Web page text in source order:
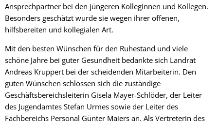
Ansprechpartner bei den jüngeren Kolleginnen und Kollegen.
Besonders geschätzt wurde sie wegen ihrer offenen,
hilfsbereiten und kollegialen Art.
Mit den besten Wünschen für den Ruhestand und viele
schöne Jahre bei guter Gesundheit bedankte sich Landrat
Andreas Kruppert bei der scheidenden Mitarbeiterin. Den
guten Wünschen schlossen sich die zuständige
Geschäftsbereichsleiterin Gisela Mayer-Schlöder, der Leiter
des Jugendamtes Stefan Urmes sowie der Leiter des
Fachbereichs Personal Günter Maiers an. Als Vertreterin des